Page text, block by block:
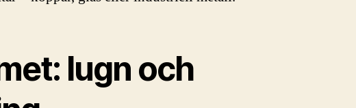
lugn och